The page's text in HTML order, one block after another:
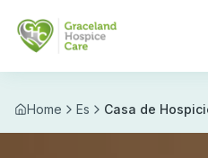
Home Es Casa de